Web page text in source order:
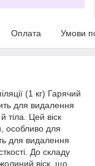
Оплата Умови
(1 кг) Гарячий
для видалення
тіла. Цей віск
особливо для
для видалення
До складу
віск, що